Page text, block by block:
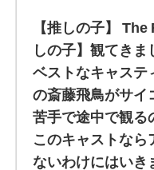
【推しの子】
しの子】観てき
ベストなキャス
の斎藤飛鳥がサイ
苦手で途中で観る
このキャストなら
ないわけにはい